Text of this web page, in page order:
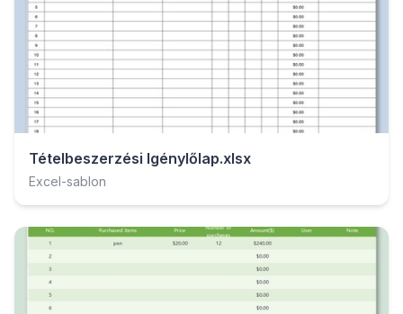
Tételbeszerzési Igénylőlap.xlsx
Excel-sablon